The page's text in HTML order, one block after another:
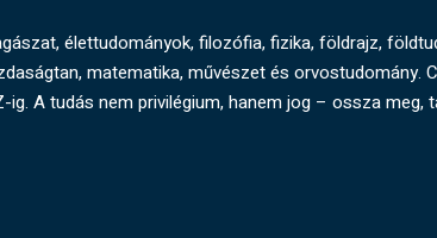
élettudományok, filozófia, fizika, földrajz,
matematika, művészet és orvostudomány.
A tudás nem privilégium, hanem jog – ossza meg,